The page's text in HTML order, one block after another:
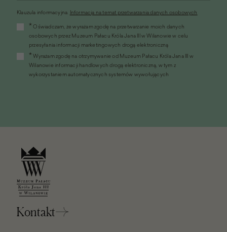
Klauzula informacyjna. Informacja na temat przetwarzania danych osobowych
otworzy
nowym
oknie)
* Oświadczam, że wyrażam zgodę na przetwarzanie moich danych
osobowych przez Muzeum Pałacu Króla Jana III w Wilanowie w celu
przesyłania informacji marketingowych drogą elektroniczną
* Wyrażam zgodę na otrzymywanie od Muzeum Pałacu Króla Jana III w
Wilanowie informacji handlowych drogą elektroniczną, w tym z
wykorzystaniem automatycznych systemów wywołujących
Kontakt